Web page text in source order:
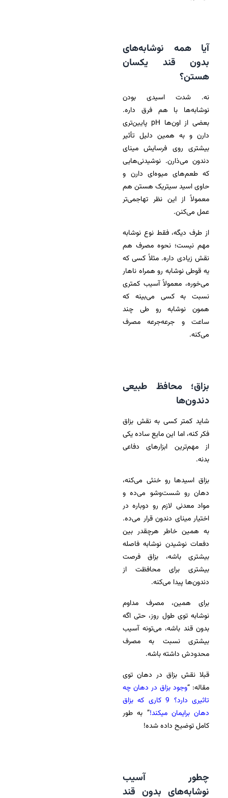
آیا همه نوشابه‌های
بدون قند یکسان
هستن؟
نه. شدت اسیدی بودن
نوشابه‌ها با هم فرق داره.
بعضی از اون‌ها pH پایین‌تری
دارن و به همین دلیل تأثیر
بیشتری روی فرسایش مینای
دندون می‌ذارن. نوشیدنی‌هایی
که طعم‌های میوه‌ای دارن و
حاوی اسید سیتریک هستن هم
معمولاً از این نظر تهاجمی‌تر
عمل می‌کنن.
از طرف دیگه، فقط نوع نوشابه
مهم نیست؛ نحوه مصرف هم
نقش زیادی داره. مثلاً کسی که
یه قوطی نوشابه رو همراه ناهار
می‌خوره، معمولاً آسیب کمتری
نسبت به کسی می‌بینه که
همون نوشابه رو طی چند
ساعت و جرعه‌جرعه مصرف
می‌کنه.
بزاق؛ محافظ طبیعی
دندون‌ها
شاید کمتر کسی به نقش بزاق
فکر کنه، اما این مایع ساده یکی
از مهم‌ترین ابزارهای دفاعی
بدنه.
بزاق اسیدها رو خنثی می‌کنه،
دهان رو شست‌وشو می‌ده و
مواد معدنی لازم رو دوباره در
اختیار مینای دندون قرار می‌ده.
به همین خاطر هرچقدر بین
دفعات نوشیدن نوشابه فاصله
بیشتری باشه، بزاق فرصت
بیشتری برای محافظت از
دندون‌ها پیدا می‌کنه.
برای همین، مصرف مداوم
نوشابه توی طول روز، حتی اگه
بدون قند باشه، می‌تونه آسیب
بیشتری نسبت به مصرف
محدودش داشته باشه.
قبلا نقش بزاق در دهان توی
مقاله: “وجود بزاق در دهان چه
تاثیری دارد؟ 9 کاری که بزاق
دهان برایمان میکند!” به طور
کامل توضیح داده شده!
چطور آسیب
نوشابه‌های بدون قند